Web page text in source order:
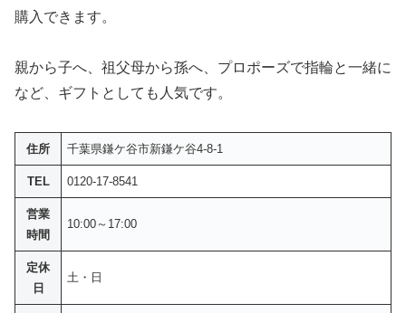
購入できます。
親から子へ、祖父母から孫へ、プロポーズで指輪と一緒に
など、ギフトとしても人気です。
住所 千葉県鎌ケ谷市新鎌ケ谷4-8-1
TEL 0120-17-8541
営業
時間
10:00～17:00
定休
日
土・日